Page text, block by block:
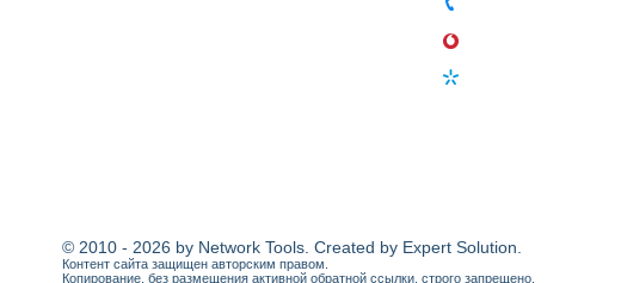
© 2010 - 2026 by Network Tools. Created by Expert Solution.
Контент сайта защищен авторским правом.
Копирование, без размещения активной обратной ссылки, строго запрещено.